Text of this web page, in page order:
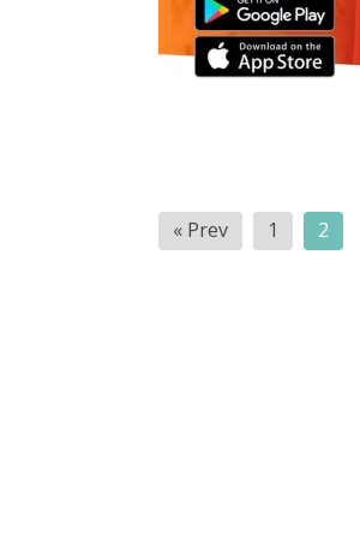
Navigasi
pos
« Prev 1 2